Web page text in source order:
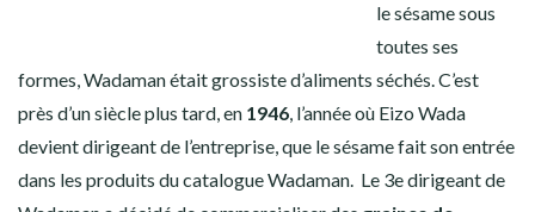
le sésame sous
toutes ses
formes, Wadaman étaitgrossiste d’aliments séchés. C’est
près d’un siècle plus tard, en 1946, l’année où Eizo Wada
devient dirigeant de l’entreprise, que le sésame fait son entrée
dans les produits du catalogue Wadaman. Le 3e dirigeant de